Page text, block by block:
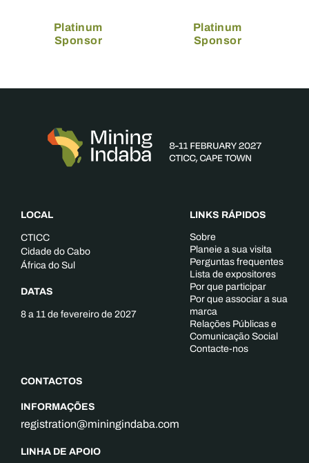
Platinum
Sponsor
Platinum
Sponsor
LOCAL
CTICC
Cidade do Cabo
África do Sul
DATAS
8 a 11 de fevereiro de 2027
CONTACTOS
INFORMAÇÕES
registration@miningindaba.com
LINHA DE APOIO
LINKS RÁPIDOS
Sobre
Planeie a sua visita
Perguntas frequentes
Lista de expositores
Por que participar
Por que associar a sua
marca
Relações Públicas e
Comunicação Social
Contacte-nos